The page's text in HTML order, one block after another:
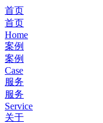
首页
首页
Home
案例
案例
Case
服务
服务
Service
关于